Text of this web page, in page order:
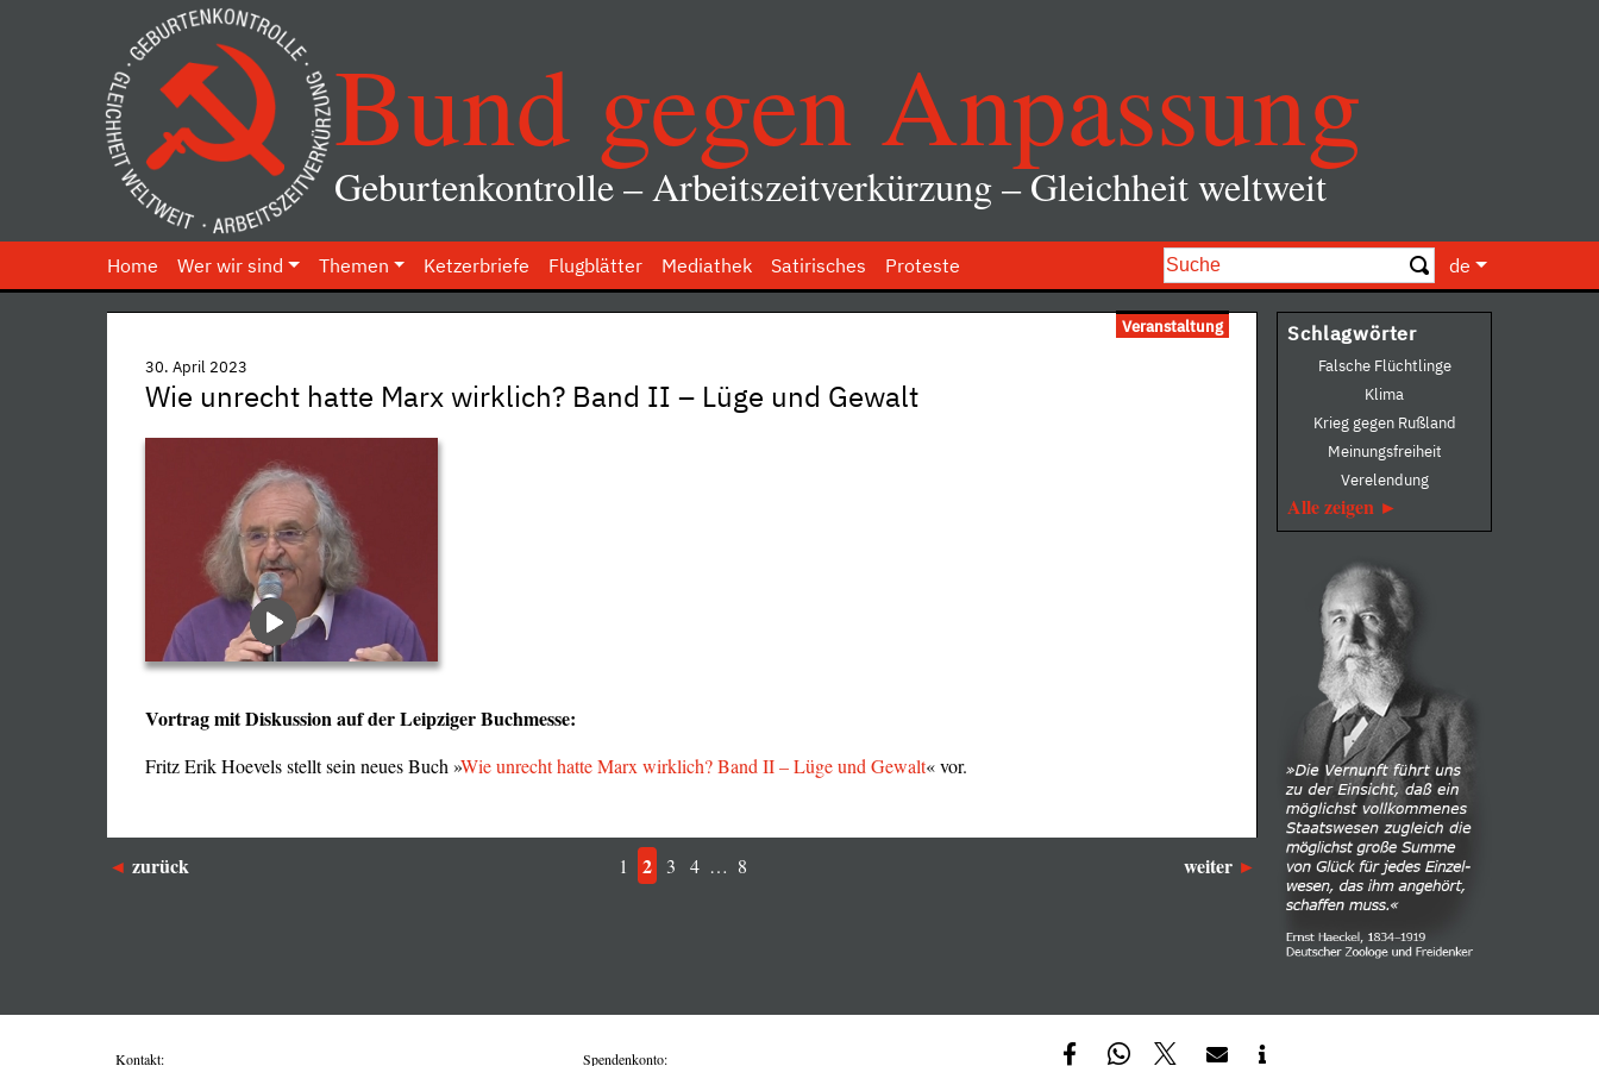
Bund gegen Anpassung
Geburtenkontrolle – Arbeitszeitverkürzung – Gleichheit weltweit
Home Wer wir sind Themen Ketzerbriefe Flugblätter Mediathek Satirisches Proteste de
Veranstaltung
30. April 2023
Wie unrecht hatte Marx wirklich? Band II – Lüge und Gewalt
Vortrag mit Diskussion auf der Leipziger Buchmesse:
Fritz Erik Hoevels stellt sein neues Buch »Wie unrecht hatte Marx wirklich? Band II – Lüge und Gewalt« vor.
zurück 1 2 3 4 … 8 weiter
Schlagwörter
Falsche Flüchtlinge
Klima
Krieg gegen Rußland
Meinungsfreiheit
Verelendung
Alle zeigen
Kontakt: Spendenkonto: